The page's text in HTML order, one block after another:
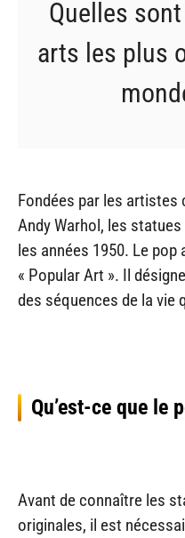
Quelles
arts les plus
Fondées par les artistes
Andy Warhol, les
les années 1950. Le
« Popular Art ». Il
des séquences de la vie
Qu’est-ce que le
Avant de connaître les
originales, il est